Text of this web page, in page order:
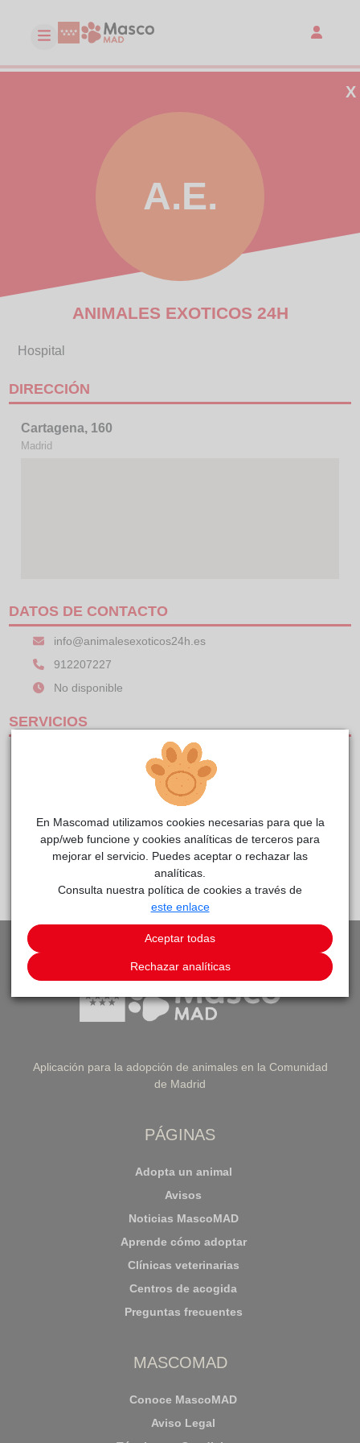
X
A.E.
ANIMALES EXOTICOS 24H
Hospital
DIRECCIÓN
Cartagena, 160
Madrid
DATOS DE CONTACTO
info@animalesexoticos24h.es
912207227
No disponible
SERVICIOS
CLÍNICAS DE PEQUEÑOS ANIMALES
CENTRO DE REFERENCIA
VOLVER A LISTADO DE CLÍNICAS
Aplicación para la adopción de animales en la Comunidad
de Madrid
PÁGINAS
Adopta un animal
Avisos
Noticias MascoMAD
Aprende cómo adoptar
Clínicas veterinarias
Centros de acogida
Preguntas frecuentes
MASCOMAD
Conoce MascoMAD
Aviso Legal
En Mascomad utilizamos cookies necesarias para que la
app/web funcione y cookies analíticas de terceros para
mejorar el servicio. Puedes aceptar o rechazar las
analíticas.
Consulta nuestra política de cookies a través de
este enlace
Aceptar todas
Rechazar analíticas